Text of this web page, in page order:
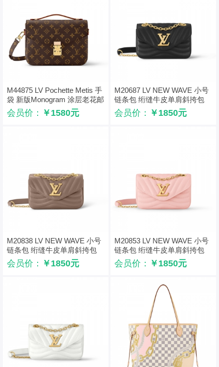
M44875 LV Pochette Metis 手
袋 新版Monogram 涂层老花邮
差包
会员价： ￥1580元
M20687 LV NEW WAVE 小号
链条包 绗缝牛皮单肩斜挎包
黑色
会员价： ￥1850元
M20838 LV NEW WAVE 小号
链条包 绗缝牛皮单肩斜挎包
灰色
会员价： ￥1850元
M20853 LV NEW WAVE 小号
链条包 绗缝牛皮单肩斜挎包
粉色
会员价： ￥1850元